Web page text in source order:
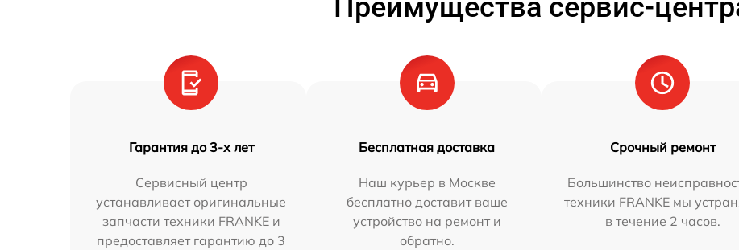
Преимущества сервис-
Гарантия до 3-х лет
Сервисный центр
устанавливает оригинальные
запчасти техники FRANKE и
предоставляет гарантию до 3
Бесплатная доставка
Наш курьер в Москве
бесплатно доставит ваше
устройство на ремонт и
обратно.
Срочный ремонт
Большинство
техники FRANKE мы
в течение 2 часов.